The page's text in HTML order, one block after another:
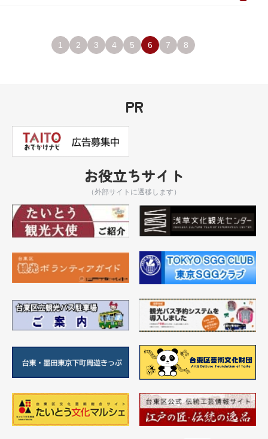
1 2 3 4 5 6 7 8
PR
お役立ちサイト
（外部サイトに遷移します）